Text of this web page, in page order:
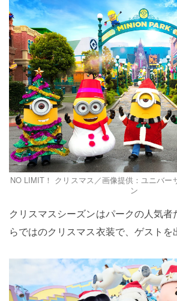
NO LIMIT！ クリスマス／画像提供：ユニバー
ン
クリスマスシーズンはパークの人気
らではのクリスマス衣装で、ゲストを